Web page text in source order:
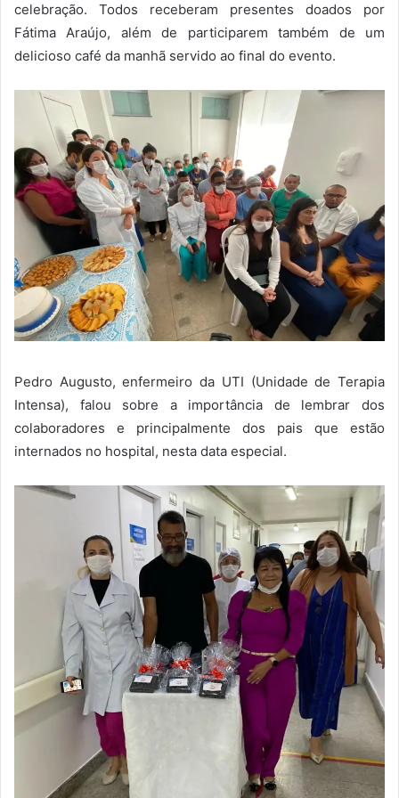
celebração. Todos receberam presentes doados por
Fátima Araújo, além de participarem também de um
delicioso café da manhã servido ao final do evento.
Pedro Augusto, enfermeiro da UTI (Unidade de Terapia
Intensa), falou sobre a importância de lembrar dos
colaboradores e principalmente dos pais que estão
internados no hospital, nesta data especial.